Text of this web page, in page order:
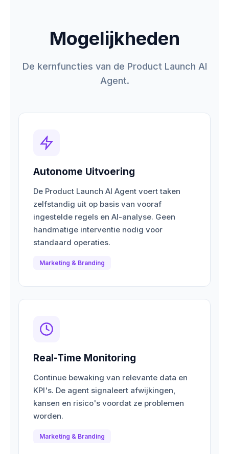
Mogelijkheden
De kernfuncties van de Product Launch AI
Agent.
Autonome Uitvoering
De Product Launch AI Agent voert taken
zelfstandig uit op basis van vooraf
ingestelde regels en AI-analyse. Geen
handmatige interventie nodig voor
standaard operaties.
Marketing & Branding
Real-Time Monitoring
Continue bewaking van relevante data en
KPI's. De agent signaleert afwijkingen,
kansen en risico's voordat ze problemen
worden.
Marketing & Branding